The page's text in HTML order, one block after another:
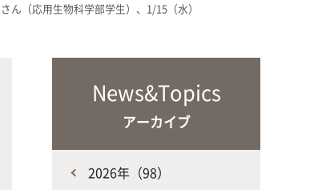
育研究関連施設
共同獣医学科
人と動物との共生を目指し、動物の
（応用生物科学部学生）、1/15（水）
News&Topics
アーカイブ
2026年（98）